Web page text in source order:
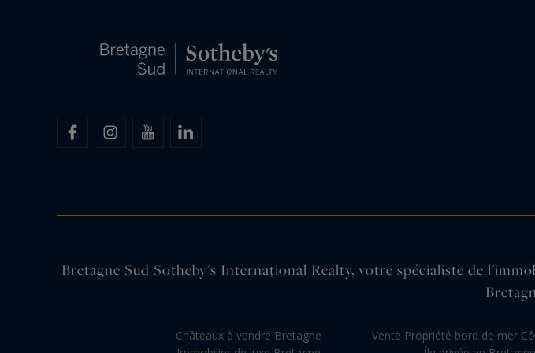
Bretagne Sud Sotheby's International Realty, votre spécialiste de
Châteaux à vendre Bretagne
Vente Propriété bord de mer